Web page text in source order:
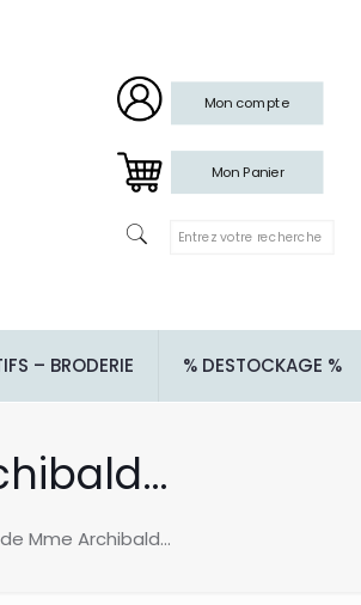
Mon compte
Mon Panier
– BRODERIE % DESTOCKAGE %
Mme Archibald…